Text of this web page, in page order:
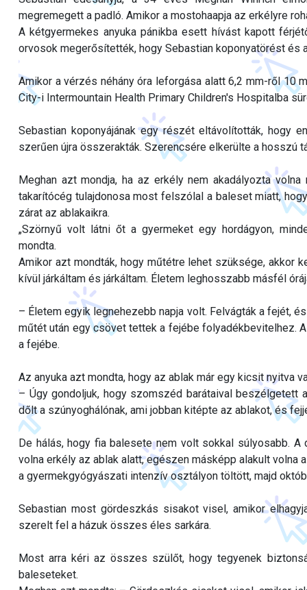
megremegett a padló. Amikor a mostohaapja az erkélyre
A kétgyermekes anyuka pánikba esett hívást kapott
orvosok megerősítették, hogy Sebastian koponyatörést és
Amikor a vérzés néhány óra leforgása alatt 6,2 mm-ről 10
City-i Intermountain Health Primary Children's Hospitalba
Sebastian koponyájának egy részét eltávolították, hogy
szerűen újra összerakták. Szerencsére elkerülte a hosszú
Meghan azt mondja, ha az erkély nem akadályozta
takarítócég tulajdonosa most felszólal a baleset miatt,
zárat az ablakaikra.
„Szörnyű volt látni őt a gyermeket egy hordágyon,
mondta.
Amikor azt mondták, hogy műtétre lehet szüksége, akkor
kívül járkáltam és járkáltam. Életem leghosszabb másfél
– Életem egyik legnehezebb napja volt. Felvágták a fejét,
műtét után egy csövet tettek a fejébe folyadékbevitelhez.
a fejébe.
Az anyuka azt mondta, hogy az ablak már egy kicsit nyitva
– Úgy gondoljuk, hogy szomszéd barátaival
dőlt a szúnyoghálónak, ami jobban kitépte az ablakot, és
De hálás, hogy fia balesete nem volt sokkal súlyosabb.
volna erkély az ablak alatt, egészen másképp alakult
a gyermekgyógyászati intenzív osztályon töltött, majd
Sebastian most gördeszkás sisakot visel, amikor
szerelt fel a házuk összes éles sarkára.
Most arra kéri az összes szülőt, hogy tegyenek
baleseteket.